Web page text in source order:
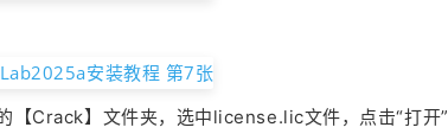
【Crack】文件夹，选中license.lic文件，点击“打开”